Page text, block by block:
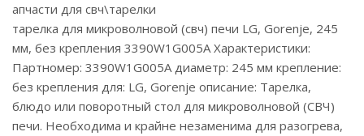
апчасти для свч\тарелки
тарелка для микроволновой (свч) печи LG, Gorenje, 245
мм, без крепления 3390W1G005A Характеристики:
Партномер: 3390W1G005A диаметр: 245 мм крепление:
без крепления для: LG, Gorenje описание: Тарелка,
блюдо или поворотный стол для микроволновой (СВЧ)
печи. Необходима и крайне незаменима для разогрева,